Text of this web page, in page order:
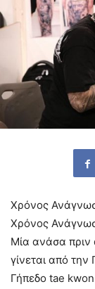
Χρόνος
Χρόνος
Μία ανάσα
γίνεται από
Γήπεδο tae